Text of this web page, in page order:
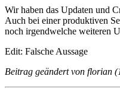
Wir haben das Updaten und
Auch bei einer produktiven
noch irgendwelche weiteren
Edit: Falsche Aussage
Beitrag geändert von florian